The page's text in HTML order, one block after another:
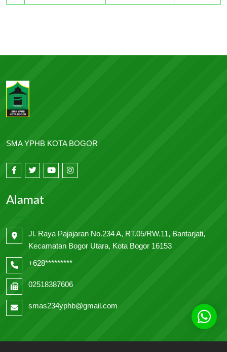
SMA YPHB KOTA BOGOR
Alamat
Jl. Raya Pajajaran No.234 A, RT.05/RW.11, Bantarjati,
Kecamatan Bogor Utara, Kota Bogor 16153
+628*********
02518387606
smas234yphb@gmail.com